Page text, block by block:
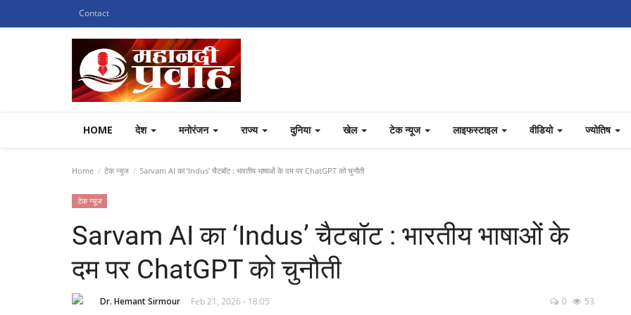
Contact
HOME देश मनोरंजन राज्य दुनिया खेल टेक न्यूज लाइफस्टाइल वीडियो ज्योतिष
Home टेक न्यूज Sarvam AI का ‘Indus’ चैटबॉट : भारतीय भाषाओं के दम पर ChatGPT को चुनौती
टेक न्यूज
Sarvam AI का ‘Indus’ चैटबॉट : भारतीय भाषाओं के
दम पर ChatGPT को चुनौती
Dr. Hemant Sirmour Feb 21, 2026 - 18:05 0 53